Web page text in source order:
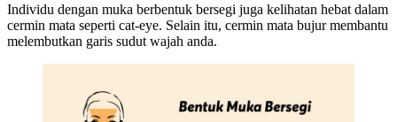
Individu dengan muka berbentuk bersegi juga kelihatan hebat dalam
cermin mata seperti cat-eye. Selain itu, cermin mata bujur membantu
melembutkan garis sudut wajah anda.